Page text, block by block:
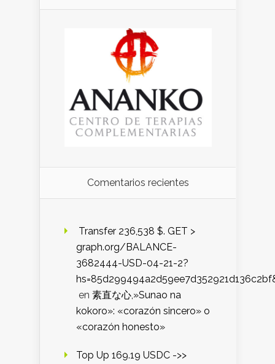
Comentarios recientes
️ Transfer 236,538 $. GET >
graph.org/BALANCE-
3682444-USD-04-21-2?
en 素直な心,»Sunao na
kokoro»: «corazón sincero» o
«corazón honesto»
Top Up 169.19 USDC ->>